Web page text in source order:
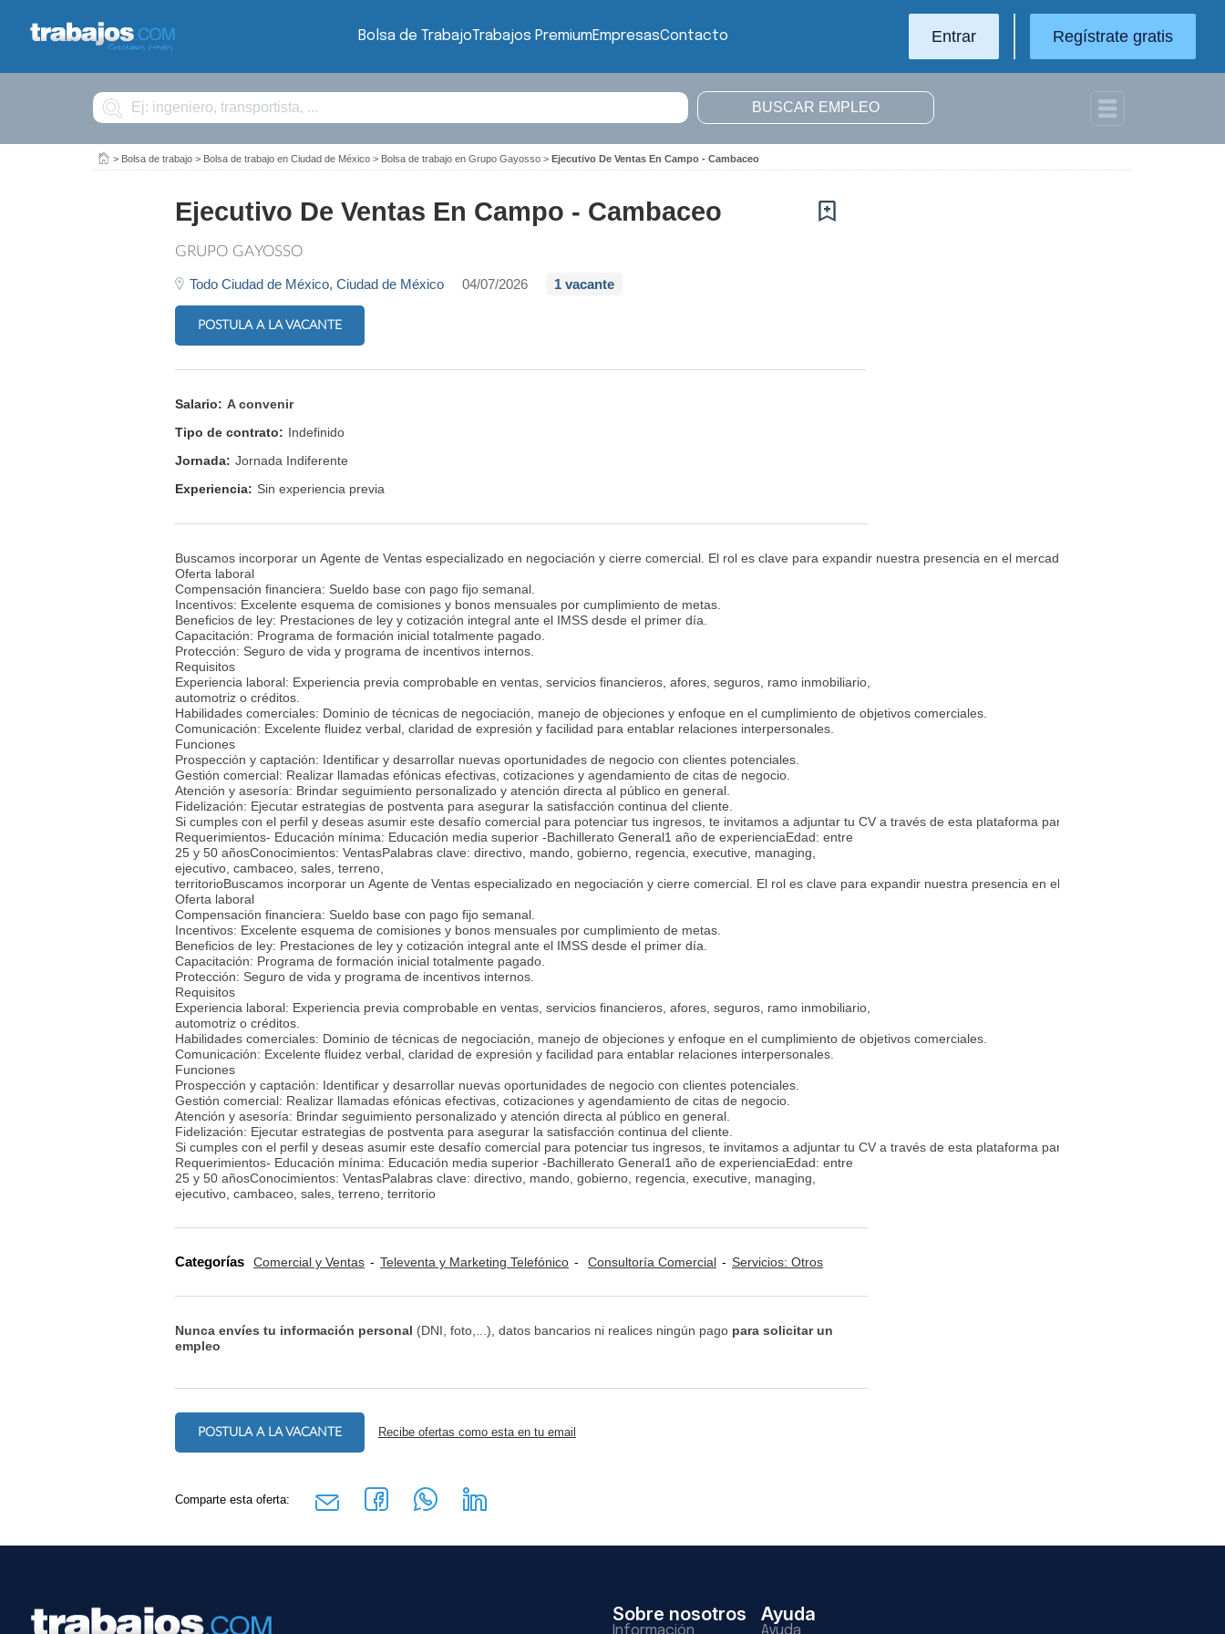
Bolsa de TrabajoTrabajos PremiumEmpresasContacto Entrar Regístrate gratis
Buscar
> Bolsa de trabajo > Bolsa de trabajo en Ciudad de México > Bolsa de trabajo en Grupo Gayosso > Ejecutivo De Ventas En Campo - Cambaceo
Ejecutivo De Ventas En Campo - Cambaceo
GRUPO GAYOSSO
Todo Ciudad de México, Ciudad de México 04/07/2026 1 vacante
POSTULA A LA VACANTE
Salario: A convenir
Tipo de contrato: Indefinido
Jornada: Jornada Indiferente
Experiencia: Sin experiencia previa
Buscamos incorporar un Agente de Ventas especializado en negociación y cierre comercial. El rol es clave para expandir nuestra presencia en el mercado, transformando
Oferta laboral
Compensación financiera: Sueldo base con pago fijo semanal.
Incentivos: Excelente esquema de comisiones y bonos mensuales por cumplimiento de metas.
Beneficios de ley: Prestaciones de ley y cotización integral ante el IMSS desde el primer día.
Capacitación: Programa de formación inicial totalmente pagado.
Protección: Seguro de vida y programa de incentivos internos.
Requisitos
Experiencia laboral: Experiencia previa comprobable en ventas, servicios financieros, afores, seguros, ramo inmobiliario,
automotriz o créditos.
Habilidades comerciales: Dominio de técnicas de negociación, manejo de objeciones y enfoque en el cumplimiento de objetivos comerciales.
Comunicación: Excelente fluidez verbal, claridad de expresión y facilidad para entablar relaciones interpersonales.
Funciones
Prospección y captación: Identificar y desarrollar nuevas oportunidades de negocio con clientes potenciales.
Gestión comercial: Realizar llamadas efónicas efectivas, cotizaciones y agendamiento de citas de negocio.
Atención y asesoría: Brindar seguimiento personalizado y atención directa al público en general.
Fidelización: Ejecutar estrategias de postventa para asegurar la satisfacción continua del cliente.
Si cumples con el perfil y deseas asumir este desafío comercial para potenciar tus ingresos, te invitamos a adjuntar tu CV a través de esta plataforma para iniciar tu proceso de
Requerimientos- Educación mínima: Educación media superior -Bachillerato General1 año de experienciaEdad: entre
25 y 50 añosConocimientos: VentasPalabras clave: directivo, mando, gobierno, regencia, executive, managing,
ejecutivo, cambaceo, sales, terreno,
territorioBuscamos incorporar un Agente de Ventas especializado en negociación y cierre comercial. El rol es clave para expandir nuestra presencia en el mercado,
Oferta laboral
Compensación financiera: Sueldo base con pago fijo semanal.
Incentivos: Excelente esquema de comisiones y bonos mensuales por cumplimiento de metas.
Beneficios de ley: Prestaciones de ley y cotización integral ante el IMSS desde el primer día.
Capacitación: Programa de formación inicial totalmente pagado.
Protección: Seguro de vida y programa de incentivos internos.
Requisitos
Experiencia laboral: Experiencia previa comprobable en ventas, servicios financieros, afores, seguros, ramo inmobiliario,
automotriz o créditos.
Habilidades comerciales: Dominio de técnicas de negociación, manejo de objeciones y enfoque en el cumplimiento de objetivos comerciales.
Comunicación: Excelente fluidez verbal, claridad de expresión y facilidad para entablar relaciones interpersonales.
Funciones
Prospección y captación: Identificar y desarrollar nuevas oportunidades de negocio con clientes potenciales.
Gestión comercial: Realizar llamadas efónicas efectivas, cotizaciones y agendamiento de citas de negocio.
Atención y asesoría: Brindar seguimiento personalizado y atención directa al público en general.
Fidelización: Ejecutar estrategias de postventa para asegurar la satisfacción continua del cliente.
Si cumples con el perfil y deseas asumir este desafío comercial para potenciar tus ingresos, te invitamos a adjuntar tu CV a través de esta plataforma para iniciar tu proceso de
Requerimientos- Educación mínima: Educación media superior -Bachillerato General1 año de experienciaEdad: entre
25 y 50 añosConocimientos: VentasPalabras clave: directivo, mando, gobierno, regencia, executive, managing,
ejecutivo, cambaceo, sales, terreno, territorio
Categorías Comercial y Ventas Televenta y Marketing Telefónico Consultoría Comercial Servicios: Otros
Nunca envíes tu información personal (DNI, foto,...), datos bancarios ni realices ningún pago para solicitar un
empleo
POSTULA A LA VACANTE Recibe ofertas como esta en tu email
Comparte esta oferta:
Sobre nosotros
Información
Ayuda
Ayuda